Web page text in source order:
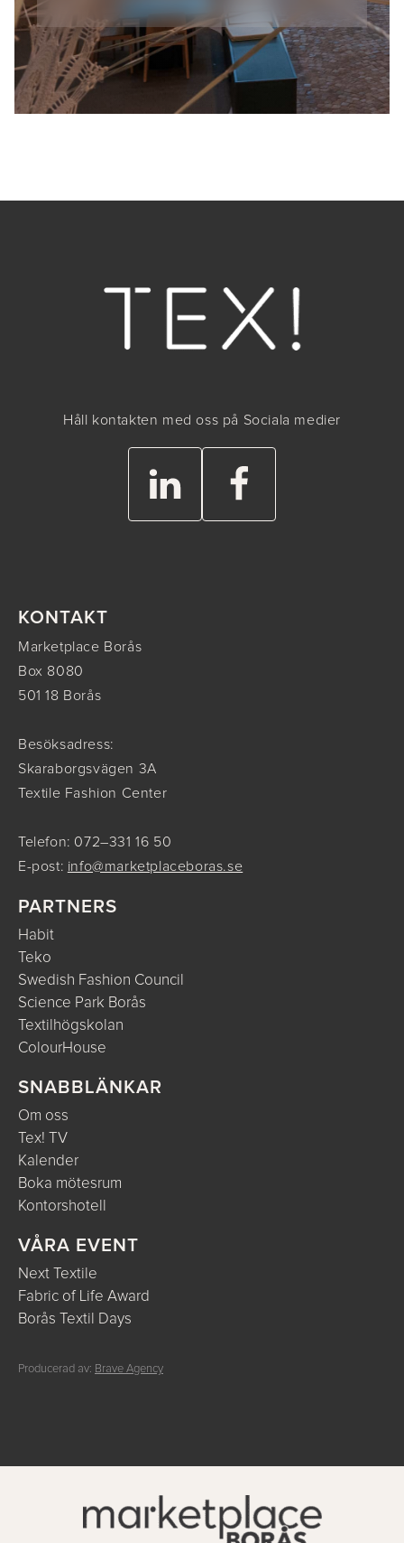
Håll kontakten med oss på Sociala medier
KONTAKT
Marketplace Borås
Box 8080
501 18 Borås
Besöksadress:
Skaraborgsvägen 3A
Textile Fashion Center
Telefon: 072–331 16 50
E-post: info@marketplaceboras.se
PARTNERS
Habit
Teko
Swedish Fashion Council
Science Park Borås
Textilhögskolan
ColourHouse
SNABBLÄNKAR
Om oss
Tex! TV
Kalender
Boka mötesrum
Kontorshotell
VÅRA EVENT
Next Textile
Fabric of Life Award
Borås Textil Days
Producerad av: Brave Agency